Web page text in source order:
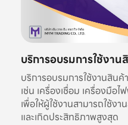
บริการอบรมการใช้งาน
บริการอบรมการใช้งานสิน
เช่น เครื่องเชื่อม เครื่องมือ
เพื่อให้ผู้ใช้งานสามารถใช้ง
และเกิดประสิทธิภาพสูงสุด